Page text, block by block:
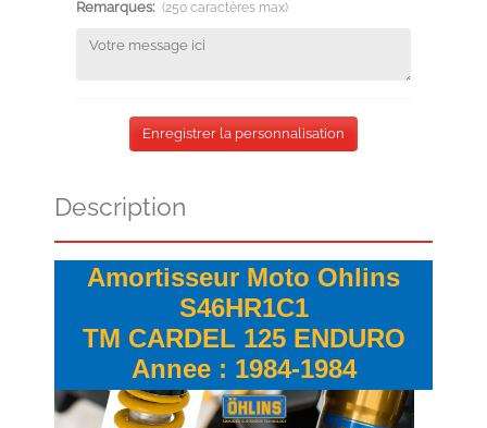
Remarques: (250 caractères max)
Enregistrer la personnalisation
Description
Amortisseur Moto Ohlins
S46HR1C1
TM CARDEL 125 ENDURO
Annee : 1984-1984